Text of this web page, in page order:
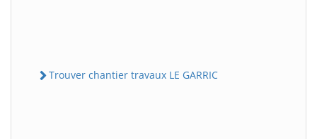
Trouver chantier travaux LE GARRIC